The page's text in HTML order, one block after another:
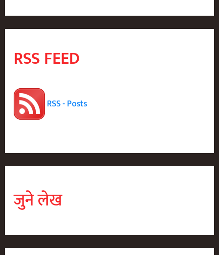
Shivaji
Maharaj
World
महाराजांचा
जगातील
पहिला
कुठे
उभारला?
RSS FEED
RSS - Posts
जुने लेख